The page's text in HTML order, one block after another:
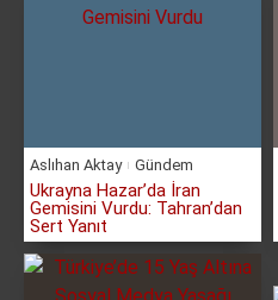
Aslıhan Aktay Gündem
Ukrayna Hazar’da İran
Gemisini Vurdu: Tahran’dan
Sert Yanıt